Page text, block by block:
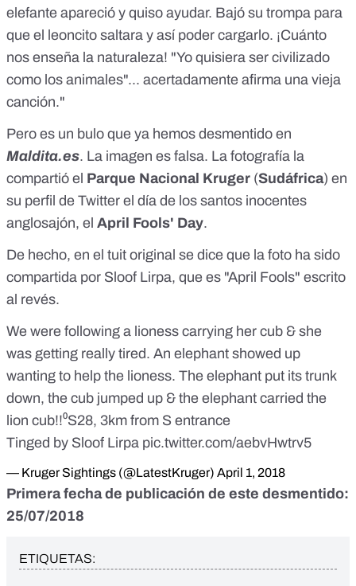
elefante apareció y quiso ayudar. Bajó su trompa para
que el leoncito saltara y así poder cargarlo. ¡Cuánto
nos enseña la naturaleza! "Yo quisiera ser civilizado
como los animales"... acertadamente afirma una vieja
canción."
Pero es un bulo que ya hemos desmentido en
Maldita.es. La imagen es falsa. La fotografía la
compartió el Parque Nacional Kruger (Sudáfrica) en
su perfil de Twitter el día de los santos inocentes
anglosajón, el April Fools' Day.
De hecho, en el tuit original se dice que la foto ha sido
compartida por Sloof Lirpa, que es "April Fools" escrito
al revés.
We were following a lioness carrying her cub & she
was getting really tired. An elephant showed up
wanting to help the lioness. The elephant put its trunk
down, the cub jumped up & the elephant carried the
lion cub!!⁰S28, 3km from S entrance
Tinged by Sloof Lirpa pic.twitter.com/aebvHwtrv5
— Kruger Sightings (@LatestKruger) April 1, 2018
Primera fecha de publicación de este desmentido:
25/07/2018
ETIQUETAS: